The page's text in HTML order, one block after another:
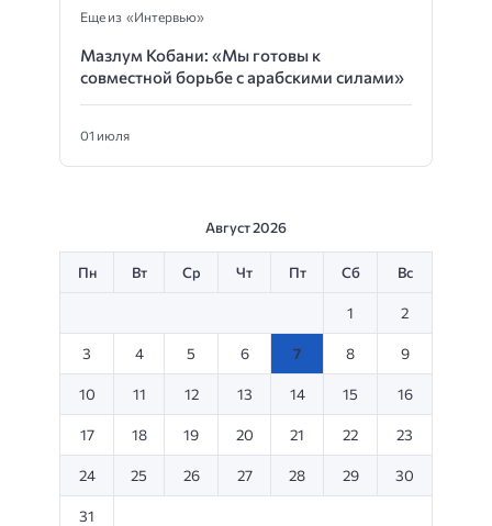
Еще из «Интервью»
Мазлум Кобани: «Мы готовы к
совместной борьбе с арабскими силами»
01 июля
Август 2026
Пн Вт Ср Чт Пт Сб Вс
1 2
3 4 5 6 7 8 9
10 11 12 13 14 15 16
17 18 19 20 21 22 23
24 25 26 27 28 29 30
31